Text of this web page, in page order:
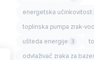
energetska učinkovitost
toplinska pumpa zrak-
ušteda energije 3
odvlaživač zraka za